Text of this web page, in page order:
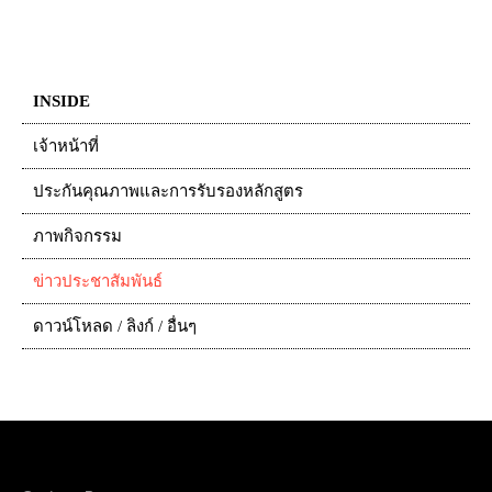
INSIDE
เจ้าหน้าที่
ประกันคุณภาพและการรับรองหลักสูตร
ภาพกิจกรรม
ข่าวประชาสัมพันธ์
ดาวน์โหลด / ลิงก์ / อื่นๆ